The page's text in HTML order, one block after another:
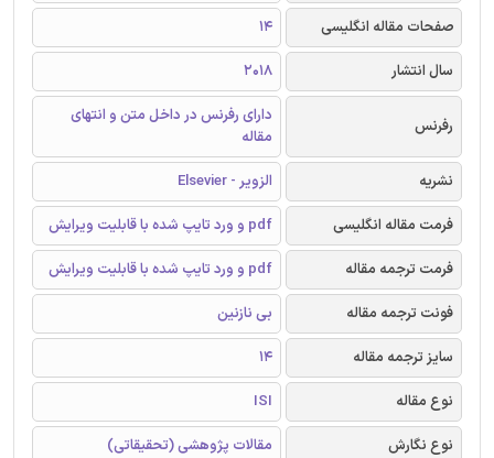
صفحات مقاله انگلیسی
14
سال انتشار
2018
رفرنس
دارای رفرنس در داخل متن و انتهای
مقاله
نشریه
الزویر - Elsevier
فرمت مقاله انگلیسی
pdf و ورد تایپ شده با قابلیت ویرایش
فرمت ترجمه مقاله
pdf و ورد تایپ شده با قابلیت ویرایش
فونت ترجمه مقاله
بی نازنین
سایز ترجمه مقاله
14
نوع مقاله
ISI
نوع نگارش
مقالات پژوهشی (تحقیقاتی)